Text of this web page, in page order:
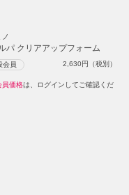
ノ
パ クリアアップフォーム
会員 2,630円（税別）
員価格は、ログインしてご確認くだ